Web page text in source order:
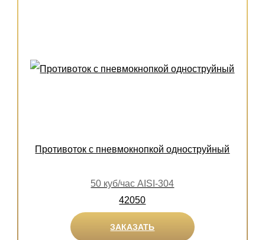
Противоток с пневмокнопкой одноструйный
50 куб/час AISI-304
42050
ЗАКАЗАТЬ